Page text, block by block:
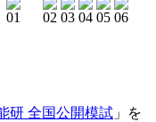
研 全国公開模試 」を